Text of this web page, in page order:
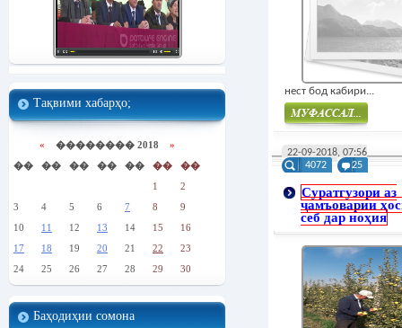
Тақвими хабарҳо;
« �������� 2018 »
��
�� �� �� �� ��
��
1
2
3
4 5 6 7 8
9
10
11 12 13 14 15
16
17
18 19 20 21 22
23
24
25 26 27 28 29 30
Баҳодиҳии сомона
нест бод кабири...
22-09-2018, 07:56
4072
25
Суратгузори аз
ҷамъоварии
себ дар ноҳия